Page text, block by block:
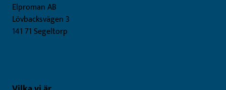
Elproman AB
Lövbacksvägen 3
141 71 Segeltorp